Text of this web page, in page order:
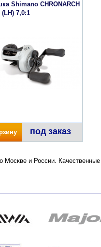
Shimano CHRONARCH
(LH) 7,0:1
под заказ
Москве и России.